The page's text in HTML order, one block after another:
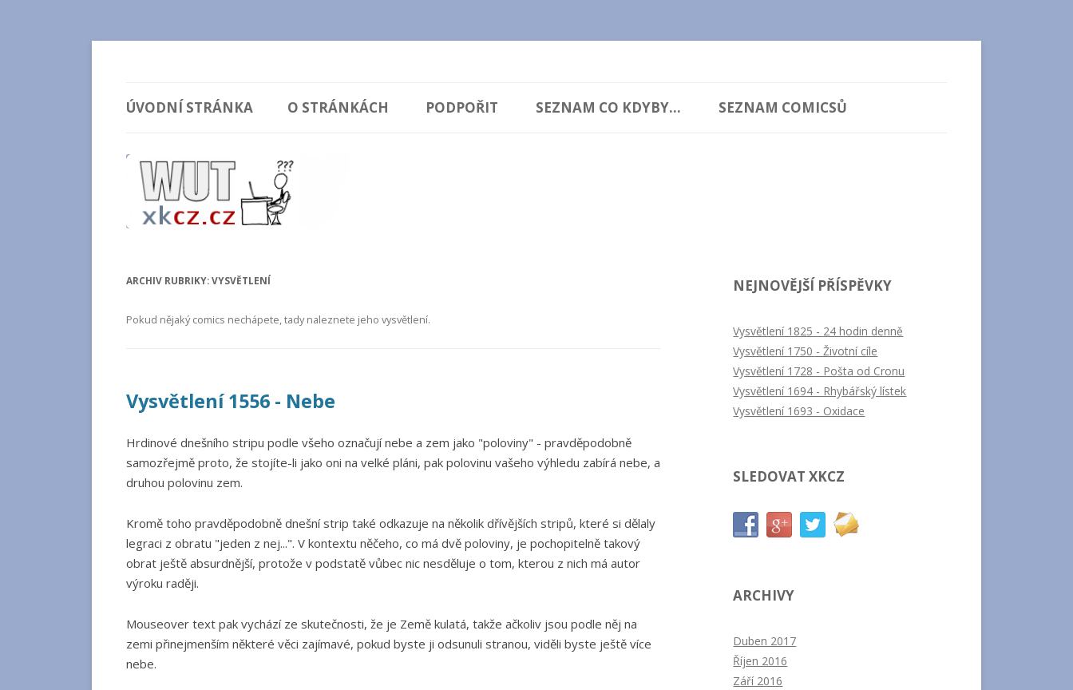
k
obsahu
ÚVODNÍ STRÁNKA O STRÁNKÁCH PODPOŘIT SEZNAM CO KDYBY... SEZNAM COMICSŮ
ARCHIV RUBRIKY:VYSVĚTLENÍ
Pokud nějaký comics nechápete, tady naleznete jeho vysvětlení.
Vysvětlení 1556 - Nebe
Hrdinové dnešního stripu podle všeho označují nebe a zem jako "poloviny" - pravděpodobně
samozřejmě proto, že stojíte-li jako oni na velké pláni, pak polovinu vašeho výhledu zabírá nebe, a
druhou polovinu zem.
Kromě toho pravděpodobně dnešní strip také odkazuje na několik dřívějších stripů, které si dělaly
legraci z obratu "jeden z nej...". V kontextu něčeho, co má dvě poloviny, je pochopitelně takový
obrat ještě absurdnější, protože v podstatě vůbec nic nesděluje o tom, kterou z nich má autor
výroku raději.
Mouseover text pak vychází ze skutečnosti, že je Země kulatá, takže ačkoliv jsou podle něj na
zemi přinejmenším některé věci zajímavé, pokud byste ji odsunuli stranou, viděli byste ještě více
nebe.
NEJNOVĚJŠÍ PŘÍSPĚVKY
Vysvětlení 1825 - 24 hodin denně
Vysvětlení 1750 - Životní cíle
Vysvětlení 1728 - Pošta od Cronu
Vysvětlení 1694 - Rhybářský lístek
Vysvětlení 1693 - Oxidace
SLEDOVAT XKCZ
ARCHIVY
Duben 2017
Říjen 2016
Září 2016